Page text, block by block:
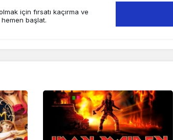
için fırsatı kaçırma ve
başlat.